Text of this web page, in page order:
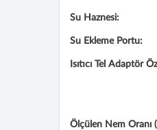
Su Haznesi:
Su Ekleme Portu:
Isıtıcı Tel Adaptör
Ölçülen Nem Oranı